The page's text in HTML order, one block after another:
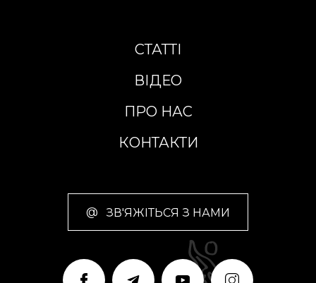
СТАТТІ
ВІДЕО
ПРО НАС
КОНТАКТИ
@ ЗВ'ЯЖІТЬСЯ З НАМИ